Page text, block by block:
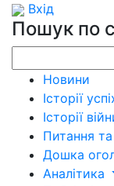
Вхід
Пошук по
Новини
Історії
Історії
Питання та
Дошка
Аналітика